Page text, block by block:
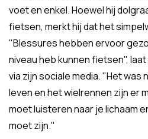
voet en enkel. Hoewel hij
fietsen, merkt hij dat het
"Blessures hebben ervoor
niveau heb kunnen fietsen",
via zijn sociale media. "Het was
leven en het wielrennen zijn er
moet luisteren naar je lichaam
moet zijn."